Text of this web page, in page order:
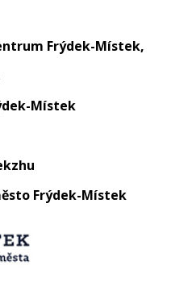
Frýdek-Místek,
Místek
Frýdek-Místek